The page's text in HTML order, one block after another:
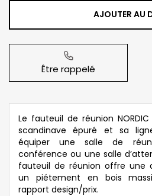
AJOUTER AU
Être rappelé
Le fauteuil de réunion
scandinave épuré et sa
équiper une salle de
conférence ou une salle
fauteuil de réunion offre une
un piétement en bois
rapport design/prix.